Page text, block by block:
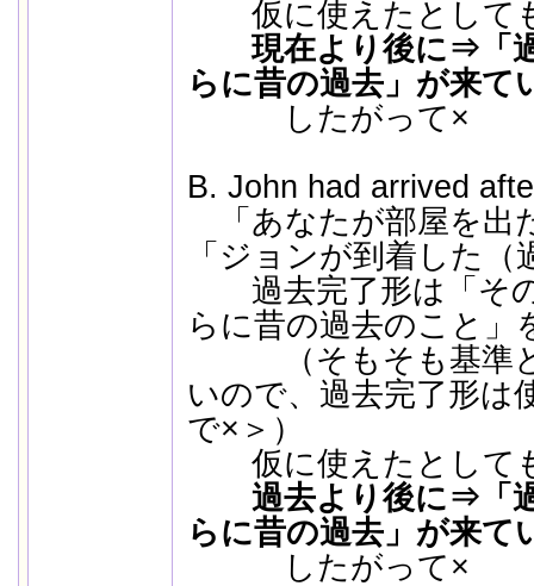
仮に使えたとして
現在より後に⇒「
らに昔の過去」が来て
したがって×
B. John had arrived
「あなたが部屋を出
「ジョンが到着した（
過去完了形は「そ
らに昔の過去のこと」
（そもそも基準と
いので、過去完了形は
で×＞）
仮に使えたとして
過去より後に⇒「
らに昔の過去」が来て
したがって×